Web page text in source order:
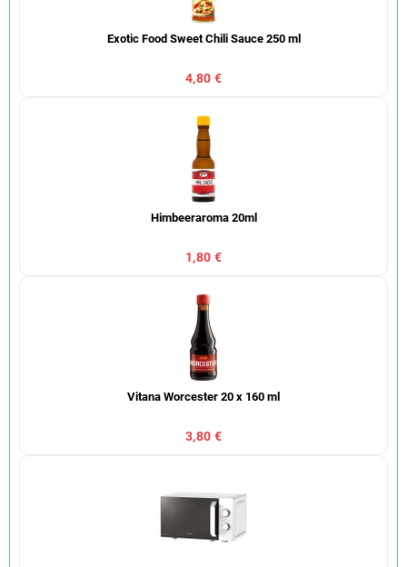
Exotic Food Sweet Chili Sauce 250 ml
4,80 €
Himbeeraroma 20ml
1,80 €
Vitana Worcester 20 x 160 ml
3,80 €